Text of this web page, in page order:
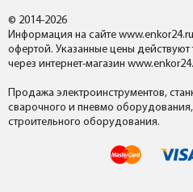
© 2014-2026
Информация на сайте
офертой. Указанные цены
через интернет-магазин
Продажа электроинструментов,
сварочного и пневмо
строительного оборудования.